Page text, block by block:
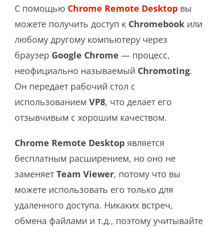
С помощью Chrome Remote Desktop вы
можете получить доступ к Chromebook или
любому другому компьютеру через
браузер Google Chrome — процесс,
неофициально называемый Chromoting.
Он передает рабочий стол с
использованием VP8, что делает его
отзывчивым с хорошим качеством.
Chrome Remote Desktop является
бесплатным расширением, но оно не
заменяет Team Viewer, потому что вы
можете использовать его только для
удаленного доступа. Никаких встреч,
обмена файлами и т.д., поэтому учитывайте